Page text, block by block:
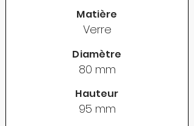
Matière
Verre
Diamètre
80 mm
Hauteur
95 mm